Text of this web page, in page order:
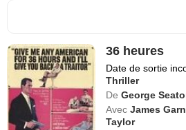
36 heures
Date de sortie
Thriller
De George
Avec James
Taylor